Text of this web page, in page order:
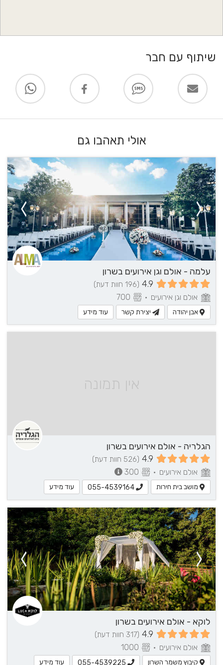
שיתוף עם חבר
אולי תאהבו גם
עלמה - אולם וגן אירועים בשרון
4.9 (196 חוות דעת)
אולם וגן אירועים •
אבן יהודה יצירת קשר עוד מידע
אין תמונה
הגלריה - אולם אירועים בשרון
4.9 (526 חוות דעת)
אולם אירועים •
מושב בית חירות 055-4539164 עוד מידע
לוקא - אולם אירועים בשרון
4.9 (317 חוות דעת)
אולם אירועים •
קיבוץ משמר השרון 055-4539225 עוד מידע